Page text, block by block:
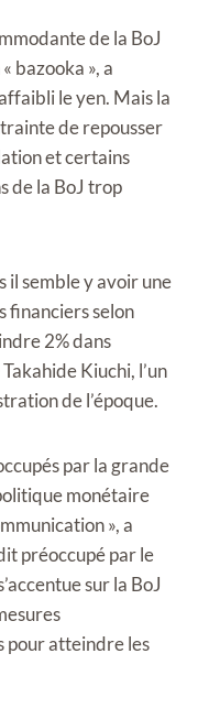
de la BoJ
bazooka », a
le yen. Mais la
de repousser
et certains
de la BoJ trop
il semble y avoir une
financiers selon
2% dans
Kiuchi, l’un
de l’époque.
par la grande
monétaire
», a
préoccupé par le
sur la BoJ
pour atteindre les